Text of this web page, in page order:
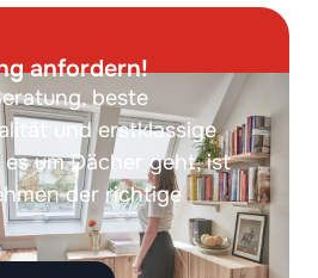
anfordern!
beste
und erstklassige
um Dächer geht, ist
der richtige